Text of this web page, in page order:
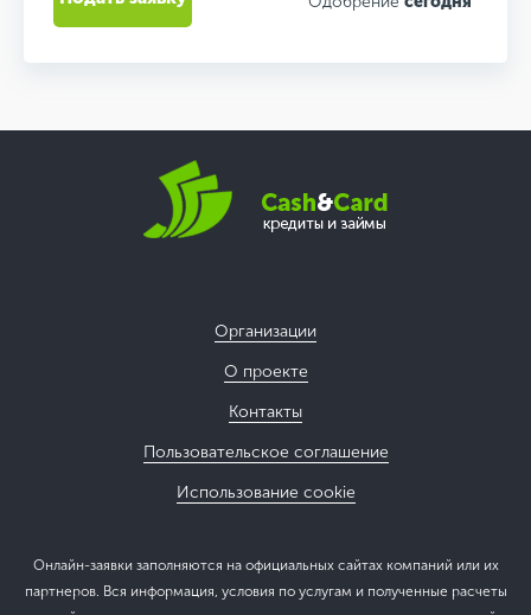
Организации
О проекте
Контакты
Пользовательское соглашение
Использование cookie
Онлайн-заявки заполняются на официальных сайтах компаний или их
партнеров. Вся информация, условия по услугам и полученные расчеты